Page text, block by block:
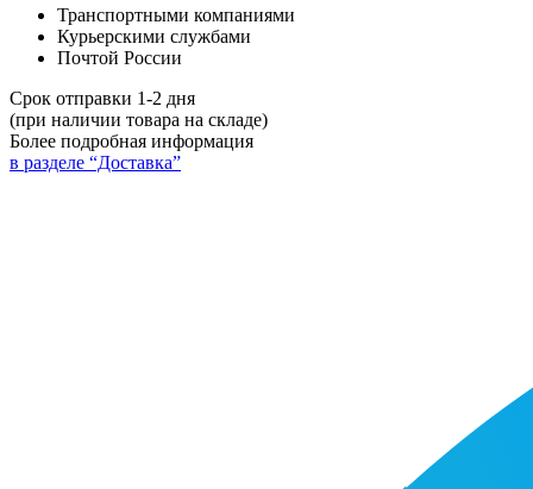
Транспортными компаниями
Курьерскими службами
Почтой России
Срок отправки 1-2 дня
(при наличии товара на складе)
Более подробная информация
в разделе “Доставка”